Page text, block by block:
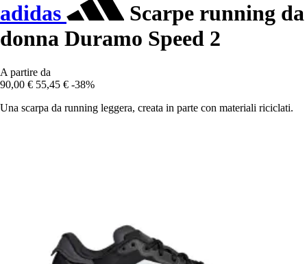
adidas
Scarpe running da
donna Duramo Speed 2
A partire da
90,00 € 55,45 € -38%
Una scarpa da running leggera, creata in parte con materiali riciclati.